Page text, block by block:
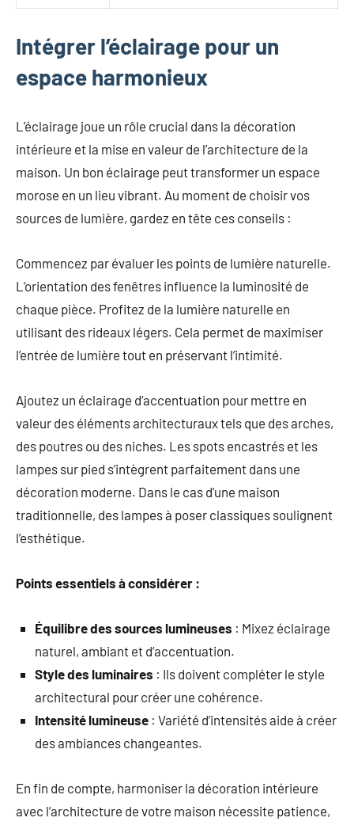
Intégrer l’éclairage pour un
espace harmonieux
L’éclairage joue un rôle crucial dans la décoration
intérieure et la mise en valeur de l’architecture de la
maison. Un bon éclairage peut transformer un espace
morose en un lieu vibrant. Au moment de choisir vos
sources de lumière, gardez en tête ces conseils :
Commencez par évaluer les points de lumière naturelle.
L’orientation des fenêtres influence la luminosité de
chaque pièce. Profitez de la lumière naturelle en
utilisant des rideaux légers. Cela permet de maximiser
l’entrée de lumière tout en préservant l’intimité.
Ajoutez un éclairage d’accentuation pour mettre en
valeur des éléments architecturaux tels que des arches,
des poutres ou des niches. Les spots encastrés et les
lampes sur pied s’intègrent parfaitement dans une
décoration moderne. Dans le cas d’une maison
traditionnelle, des lampes à poser classiques soulignent
l’esthétique.
Points essentiels à considérer :
Équilibre des sources lumineuses : Mixez éclairage
naturel, ambiant et d’accentuation.
Style des luminaires : Ils doivent compléter le style
architectural pour créer une cohérence.
Intensité lumineuse : Variété d’intensités aide à créer
des ambiances changeantes.
En fin de compte, harmoniser la décoration intérieure
avec l’architecture de votre maison nécessite patience,